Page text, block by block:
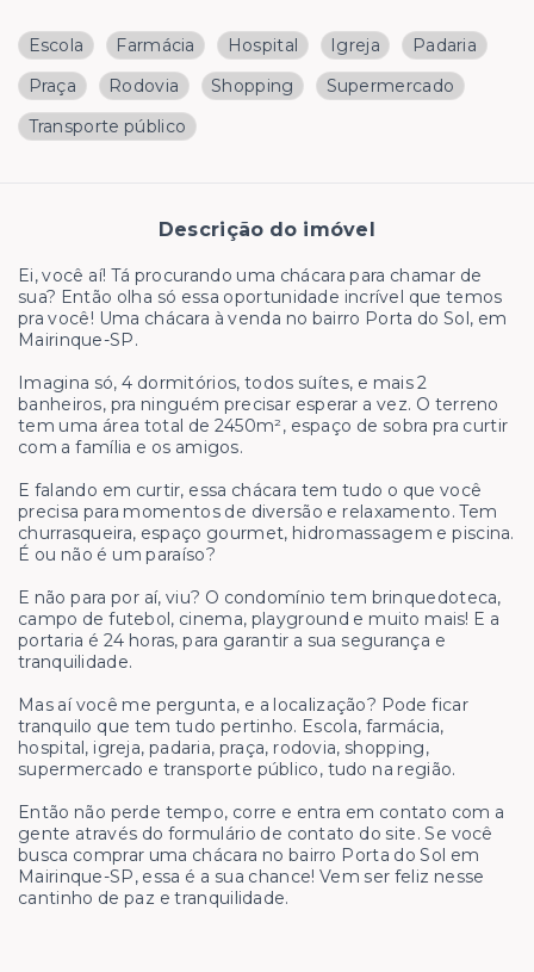
Escola Farmácia Hospital Igreja
Padaria
Praça
Rodovia Shopping
Supermercado
Transporte público
Descrição do imóvel
Ei, você aí! Tá procurando uma chácara para chamar de
sua? Então olha só essa oportunidade incrível que temos
pra você! Uma chácara à venda no bairro Porta do Sol, em
Mairinque-SP.
Imagina só, 4 dormitórios, todos suítes, e mais 2
banheiros, pra ninguém precisar esperar a vez. O terreno
tem uma área total de 2450m², espaço de sobra pra curtir
com a família e os amigos.
E falando em curtir, essa chácara tem tudo o que você
precisa para momentos de diversão e relaxamento. Tem
churrasqueira, espaço gourmet, hidromassagem e piscina.
É ou não é um paraíso?
E não para por aí, viu? O condomínio tem brinquedoteca,
campo de futebol, cinema, playground e muito mais! E a
portaria é 24 horas, para garantir a sua segurança e
tranquilidade.
Mas aí você me pergunta, e a localização? Pode ficar
tranquilo que tem tudo pertinho. Escola, farmácia,
hospital, igreja, padaria, praça, rodovia, shopping,
supermercado e transporte público, tudo na região.
Então não perde tempo, corre e entra em contato com a
gente através do formulário de contato do site. Se você
busca comprar uma chácara no bairro Porta do Sol em
Mairinque-SP, essa é a sua chance! Vem ser feliz nesse
cantinho de paz e tranquilidade.